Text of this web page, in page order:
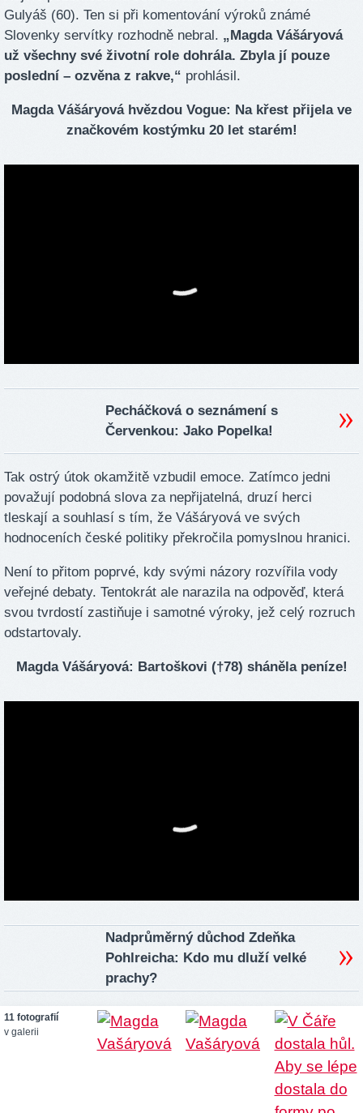
Gulyáš (60). Ten si při komentování výroků známé
Slovenky servítky rozhodně nebral. „Magda Vášáryová
už všechny své životní role dohrála. Zbyla jí pouze
poslední – ozvěna z rakve,“ prohlásil.
Magda Vášáryová hvězdou Vogue: Na křest přijela ve
značkovém kostýmku 20 let starém!
Pecháčková o seznámení s
Červenkou: Jako Popelka!
Tak ostrý útok okamžitě vzbudil emoce. Zatímco jedni
považují podobná slova za nepřijatelná, druzí herci
tleskají a souhlasí s tím, že Vášáryová ve svých
hodnoceních české politiky překročila pomyslnou hranici.
Není to přitom poprvé, kdy svými názory rozvířila vody
veřejné debaty. Tentokrát ale narazila na odpověď, která
svou tvrdostí zastiňuje i samotné výroky, jež celý rozruch
odstartovaly.
Magda Vášáryová: Bartoškovi (†78) sháněla peníze!
Nadprůměrný důchod Zdeňka
Pohlreicha: Kdo mu dluží velké
prachy?
11 fotografií
v galerii